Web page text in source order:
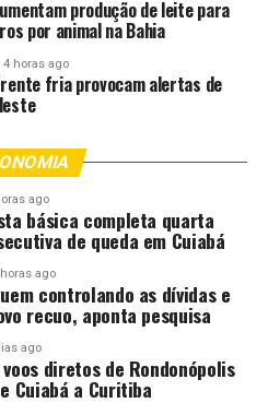
da nebulosidade e
entre segunda (15) e
temperaturas devem
Catarinense e áreas de
onde os termômetros
ou abaixo de 0°C. O
o extremo sul do Paraná
atenção para ocorrência do
as temperaturas começam
Grande do Sul, mas o frio
Já na sexta-feira
produção de leite para
por animal na Bahia
4 horas ago
fria provocam alertas de
ago
básica completa quarta
de queda em Cuiabá
ago
controlando as dívidas e
recuo, aponta pesquisa
ago
diretos de Rondonópolis
Cuiabá a Curitiba